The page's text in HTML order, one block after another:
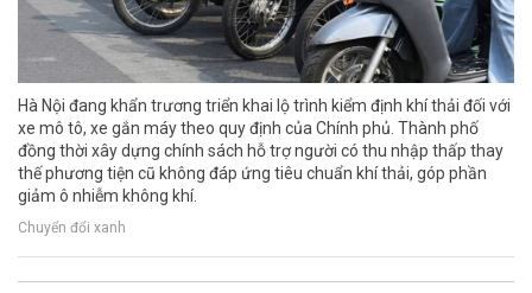
Hà Nội đang khẩn trương triển khai lộ trình kiểm định khí thải đối với
xe mô tô, xe gắn máy theo quy định của Chính phủ. Thành phố
đồng thời xây dựng chính sách hỗ trợ người có thu nhập thấp thay
thế phương tiện cũ không đáp ứng tiêu chuẩn khí thải, góp phần
giảm ô nhiễm không khí.
Chuyển đổi xanh